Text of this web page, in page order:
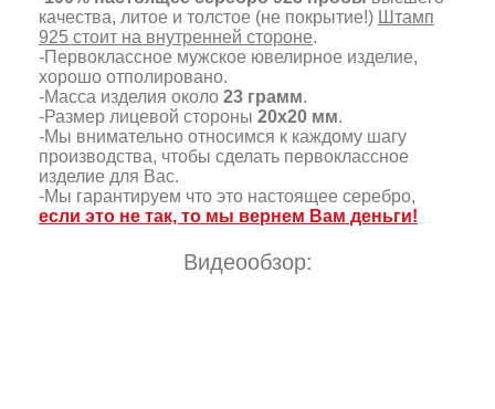
качества, литое и толстое (не покрытие!) Штамп
925 стоит на внутренней стороне.
-Первоклассное мужское ювелирное изделие,
хорошо отполировано.
-Масса изделия около 23 грамм.
-Размер лицевой стороны 20х20 мм.
-Мы внимательно относимся к каждому шагу
производства, чтобы сделать первоклассное
изделие для Вас.
-Мы гарантируем что это настоящее серебро,
если это не так, то мы вернем Вам деньги!
Видеообзор: